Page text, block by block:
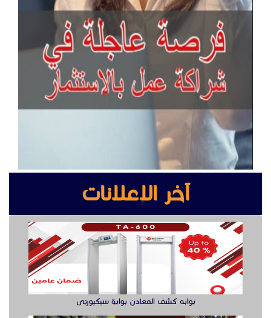
آخر الإعلانات
بوابه كشف المعادن بوابة سيكيورتى